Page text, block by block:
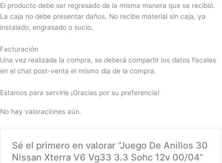
El producto debe ser regresado de la misma manera que se recibió.
La caja no debe presentar daños. No recibe material sin caja, ya
instalado, engrasado o sucio.
Facturación
Una vez realizada la compra, se deberá compartir los datos fiscales
en el chat post-venta el mismo día de la compra.
Estamos para servirle ¡Gracias por su preferencia!
No hay valoraciones aún.
Sé el primero en valorar “Juego De Anillos 30
Nissan Xterra V6 Vg33 3.3 Sohc 12v 00/04”